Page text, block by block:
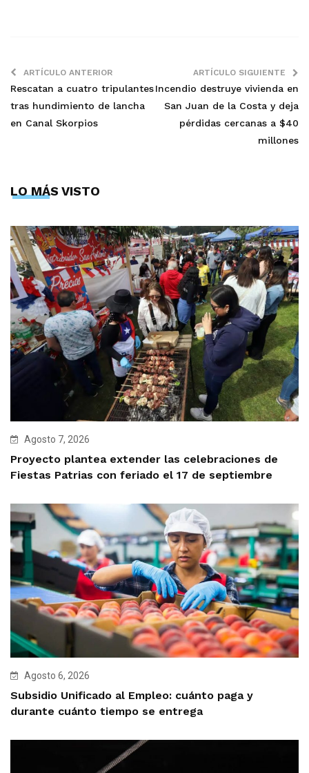
ARTÍCULO ANTERIOR
Rescatan a cuatro tripulantes
tras hundimiento de lancha
en Canal Skorpios
ARTÍCULO SIGUIENTE
Incendio destruye vivienda en
San Juan de la Costa y deja
pérdidas cercanas a $40
millones
LO MÁS VISTO
Agosto 7, 2026
Proyecto plantea extender las celebraciones de
Fiestas Patrias con feriado el 17 de septiembre
Agosto 6, 2026
Subsidio Unificado al Empleo: cuánto paga y
durante cuánto tiempo se entrega